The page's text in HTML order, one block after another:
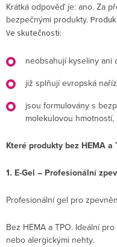
Krátká odpověď je: ano. Za
bezpečnými produkty.
Ve skutečnosti:
neobsahují kyseliny ani
již splňují evropská
jsou formulovány s
molekulovou
Které produkty bez HEMA
1. E-Gel – Profesionální
Profesionální gel pro
Bez HEMA a TPO. Ideální
nebo alergickými nehty.